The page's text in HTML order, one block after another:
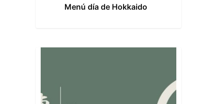
Menú día de Hokkaido